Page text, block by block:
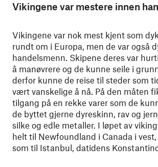
Vikingene var mestere innen
Vikingene var nok mest kjent som
rundt om i Europa, men de var også
handelsmenn. Skipene deres var
å manøvrere og de kunne seile i
derfor kunne de reise til steder som
vært vanskelige å nå. På den måten
tilgang på en rekke varer som de
de byttet gjerne dyreskinn, rav og
silke og edle metaller. I løpet av
helt til Newfoundland i Canada i
som til Istanbul, datidens